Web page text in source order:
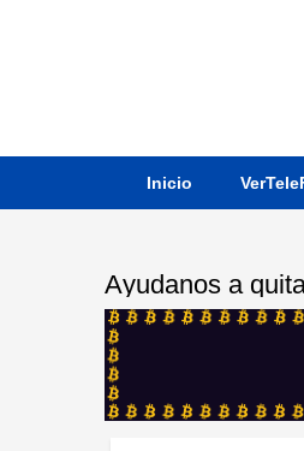
Inicio
Ayudanos a